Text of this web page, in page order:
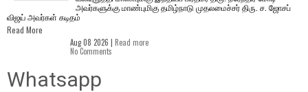
அவர்களுக்கு மாண்புமிகு தமிழ்நாடு முதலமைச்சர் திரு. ச. ஜோசப்
விஜய் அவர்கள் கடிதம்
Read More
Aug 08 2026 | Read more
No Comments
Whatsapp